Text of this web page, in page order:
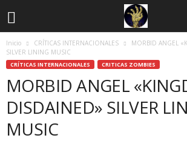
Inicio CRÍTICAS INTERNACIONALES
MORBID ANGEL
SILVER LINING MUSIC
CRÍTICAS INTERNACIONALES CRITICAS ZOMBIES
MORBID ANGEL
DISDAINED» SILVER
MUSIC